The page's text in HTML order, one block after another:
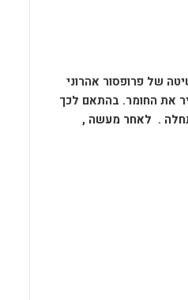
p
o
k
של פרופסור אהרוני
את החומר. בהתאם לכך
. לאחר מעשה ,